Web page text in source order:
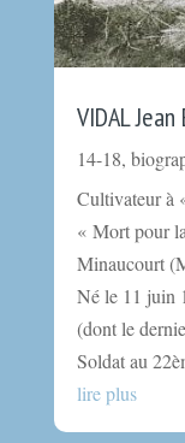
VIDAL Jean
14-18,
Cultivateur à
« Mort pour
Minaucourt
Né le 11 juin
(dont le
Soldat au
lire plus